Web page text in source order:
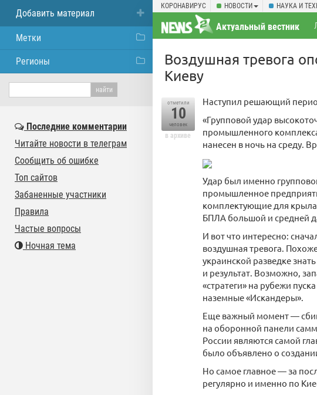
КОРОНАВИРУС НОВОСТИ НАУКА И
Актуальный вестник
Воздушная тревога
Киеву
отметили
10
человек
в архиве
Наступил решающий
«Групповой удар
промышленного
нанесен в ночь на среду.
Удар был именно
промышленное
комплектующие для
БПЛА большой и средней
И вот что интересно:
воздушная тревога.
украинской разведке
и результат. Возможно,
«стратеги» на рубежи
наземные «Искандеры».
Еще важный момент —
на оборонной панели
России являются самой
было объявлено о
Но самое главное — за
регулярно и именно по
Добавить материал
Метки
Регионы
Последние комментарии
Читайте новости в телеграм
Сообщить об ошибке
Топ сайтов
Забаненные участники
Правила
Частые вопросы
Ночная тема